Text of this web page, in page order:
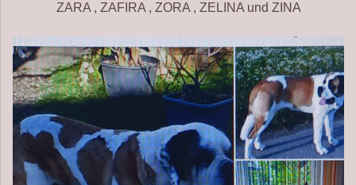
ZARA , ZAFIRA , ZORA , ZELINA und ZINA